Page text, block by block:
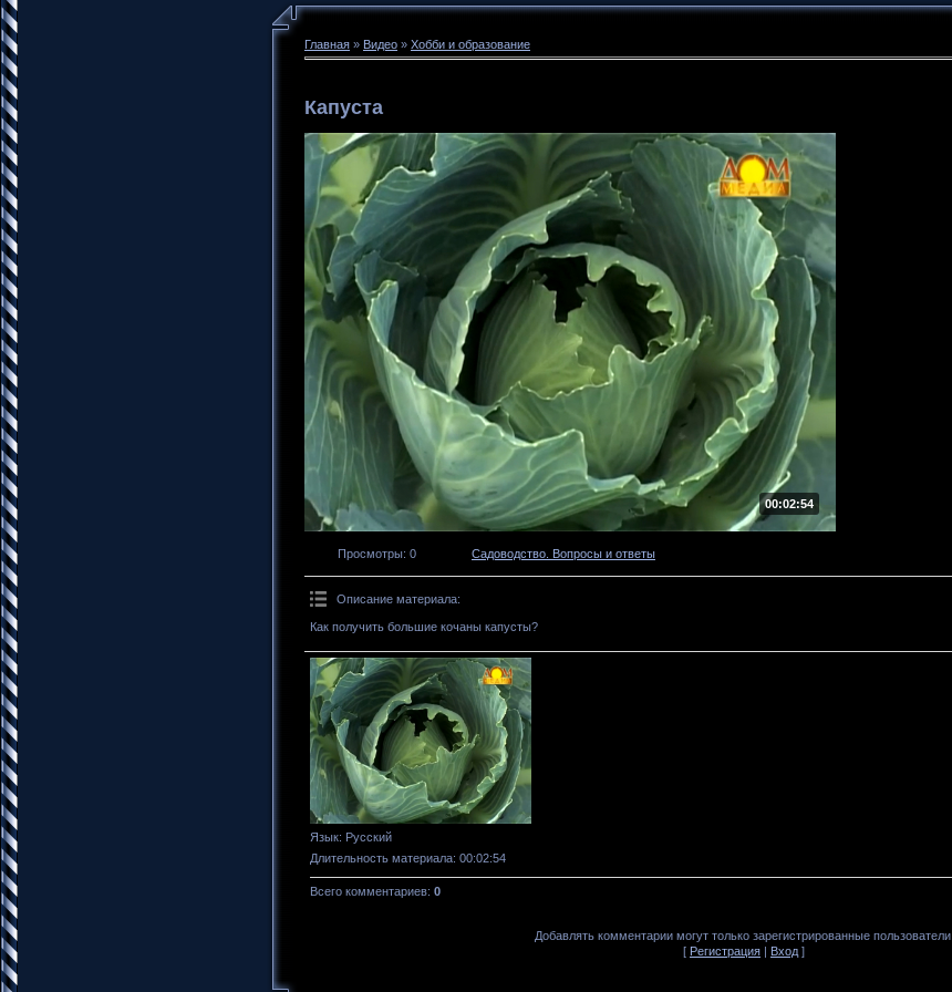
Главная » Видео » Хобби и образование
Капуста
00:02:54
Просмотры: 0 Садоводство. Вопросы и ответы
Описание материала:
Как получить большие кочаны капусты?
Язык: Русский
Длительность материала: 00:02:54
Всего комментариев: 0
Добавлять комментарии могут только зарегистрированные пользователи.
[ Регистрация | Вход ]